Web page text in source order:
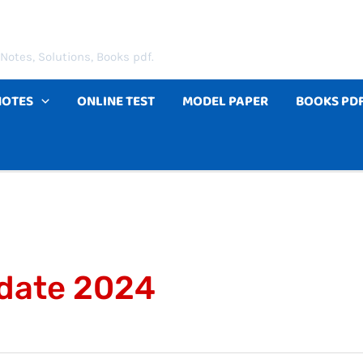
Solutions, Books pdf.
ONLINE TEST MODEL PAPER BOOKS
2024